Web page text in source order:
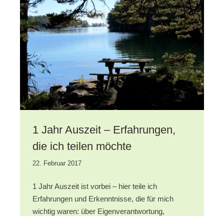
1 Jahr Auszeit – Erfahrungen,
die ich teilen möchte
22. Februar 201728.
2020
1 Jahr Auszeit ist vorbei – hier teile ich
Erfahrungen und Erkenntnisse, die für mich
wichtig waren: über Eigenverantwortung,